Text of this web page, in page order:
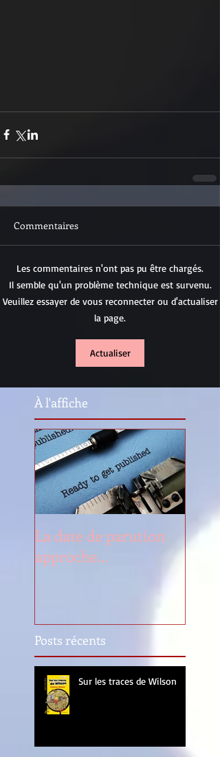
Commentaires
Les commentaires n'ont pas pu être chargés.
Il semble qu'un problème technique est survenu.
Veuillez essayer de vous reconnecter ou d'actualiser
la page.
Actualiser
À l'affiche
La date de parution
approche...
Posts récents
Sur les traces de Wilson